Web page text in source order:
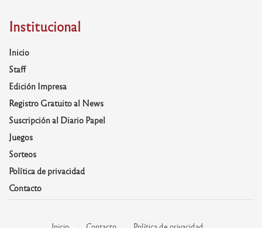
Institucional
Inicio
Staff
Edición Impresa
Registro Gratuito al News
Suscripción al Diario Papel
Juegos
Sorteos
Política de privacidad
Contacto